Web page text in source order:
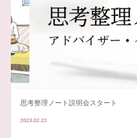
思考整理ノート説明会スタート
2023.02.22